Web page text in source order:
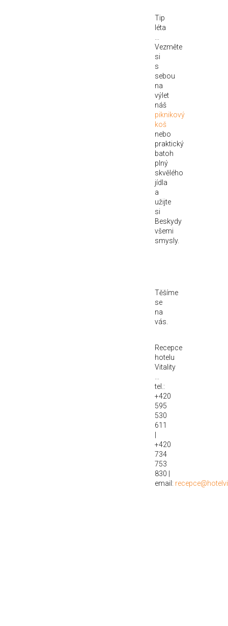
Tip
léta
Vezměte
si
s
sebou
na
výlet
náš
piknikový
koš
nebo
praktický
batoh
plný
skvělého
jídla
a
užijte
si
Beskydy
všemi
smysly.
Těšíme
se
na
vás.
Recepce
hotelu
Vitality
tel.:
+420
595
530
611
+420
734
753
830 |
email: